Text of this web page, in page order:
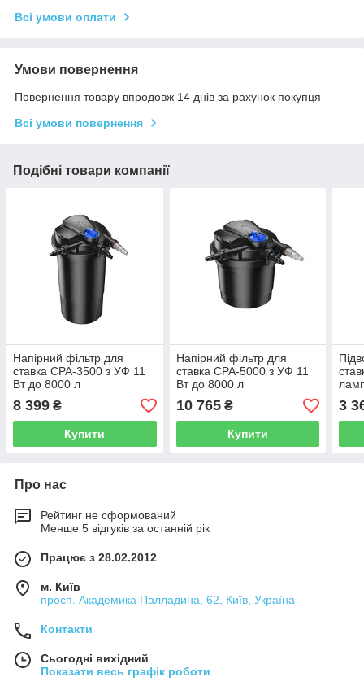
Всі умови оплати
Умови повернення
Повернення товару впродовж 14 днів за рахунок покупця
Всі умови повернення
Подібні товари компанії
Напірний фільтр для
ставка CPA-3500 з УФ 11
Вт до 8000 л
8 399 ₴
Купити
Напірний фільтр для
ставка CPA-5000 з УФ 11
Вт до 8000 л
10 765₴
Купити
3
Про нас
Рейтинг не сформований
Менше 5 відгуків за останній рік
Працює з 28.02.2012
м. Київ
просп. Академика Палладина, 62, Київ, Україна
Контакти
Сьогодні вихідний
Показати весь графік роботи